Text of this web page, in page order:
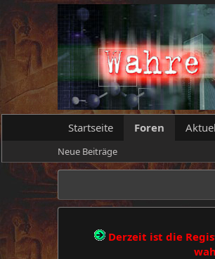
Startseite Foren
Neue Beiträge
Derzeit ist die